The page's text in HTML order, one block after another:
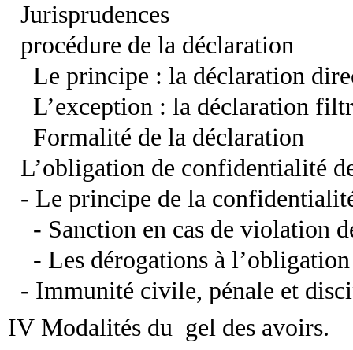
Jurisprudences
procédure de la déclaration
Le principe : la déclaration
L’exception : la déclaration
Formalité de la déclaration
L’obligation de confidentialité
- Le principe de la
- Sanction en cas de violation
- Les dérogations à
- Immunité civile, pénale et
IV Modalités du gel des avoirs.